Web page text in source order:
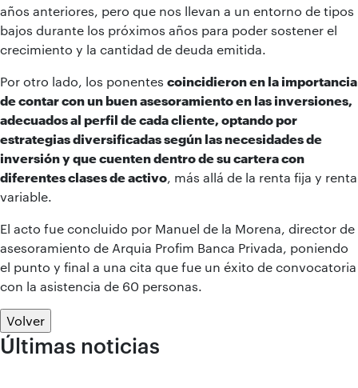
años anteriores, pero que nos llevan a un entorno de tipos
bajos durante los próximos años para poder sostener el
crecimiento y la cantidad de deuda emitida.
Por otro lado, los ponentes coincidieron en la importancia
de contar con un buen asesoramiento en las inversiones,
adecuados al perfil de cada cliente, optando por
estrategias diversificadas según las necesidades de
inversión y que cuenten dentro de su cartera con
diferentes clases de activo , más allá de la renta fija y renta
variable.
El acto fue concluido por Manuel de la Morena, director de
asesoramiento de Arquia Profim Banca Privada, poniendo
el punto y final a una cita que fue un éxito de convocatoria
con la asistencia de 60 personas.
Volver
Últimas noticias